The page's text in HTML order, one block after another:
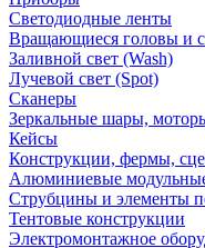
Светодиодные ленты
Вращающиеся головы и
Заливной свет (Wash)
Лучевой свет (Spot)
Сканеры
Зеркальные шары,
Кейсы
Конструкции, фермы,
Алюминиевые
Струбцины и элементы
Тентовые конструкции
Электромонтажное